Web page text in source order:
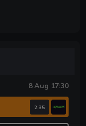
8 Aug 17:30
2.35